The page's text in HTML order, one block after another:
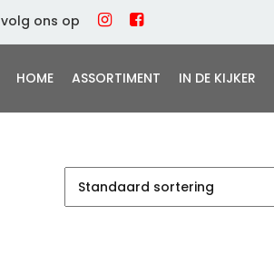
volg ons op
HOME ASSORTIMENT IN DE KIJKER